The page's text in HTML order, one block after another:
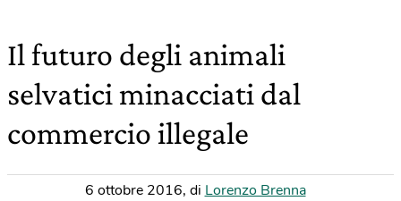
Il futuro degli animali
selvatici minacciati dal
commercio illegale
6 ottobre 2016, di Lorenzo Brenna